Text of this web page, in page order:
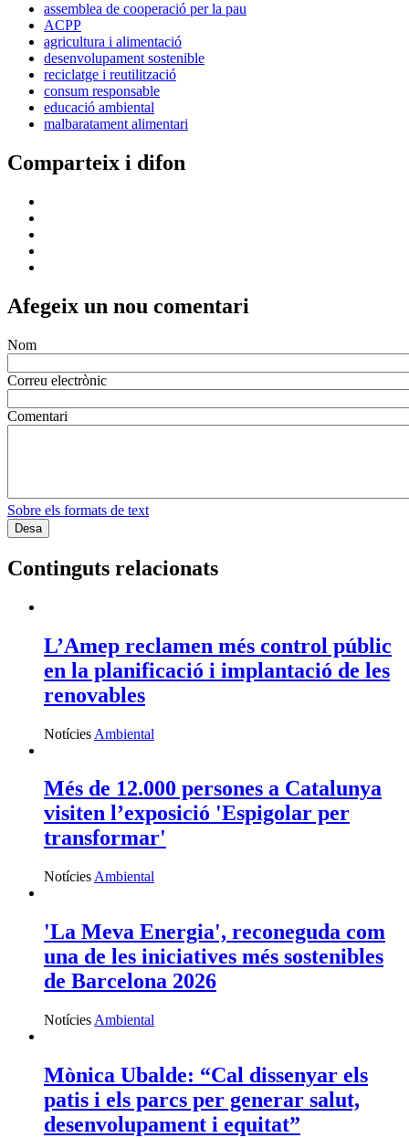
assemblea de cooperació per la pau
ACPP
agricultura i alimentació
desenvolupament sostenible
reciclatge i reutilització
consum responsable
educació ambiental
malbaratament alimentari
Comparteix i difon
Afegeix un nou comentari
Nom
Correu electrònic
Comentari
Sobre els formats de text
Continguts relacionats
L’Amep reclamen més control públic
en la planificació i implantació de les
renovables
Notícies Ambiental
Més de 12.000 persones a Catalunya
visiten l’exposició 'Espigolar per
transformar'
Notícies Ambiental
'La Meva Energia', reconeguda com
una de les iniciatives més sostenibles
de Barcelona 2026
Notícies Ambiental
Mònica Ubalde: “Cal dissenyar els
patis i els parcs per generar salut,
desenvolupament i equitat”